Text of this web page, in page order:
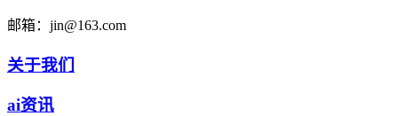
邮箱： jin@163.com
关于我们
ai资讯